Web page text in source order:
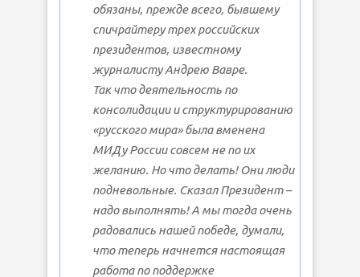
обязаны, прежде всего, бывшему
спичрайтеру трех российских
президентов, известному
журналисту Андрею Вавре.
Так что деятельность по
консолидации и структурированию
«русского мира» была вменена
МИДу России совсем не по их
желанию. Но что делать! Они люди
подневольные. Сказал Президент –
надо выполнять! А мы тогда очень
радовались нашей победе, думали,
что теперь начнется настоящая
работа по поддержке